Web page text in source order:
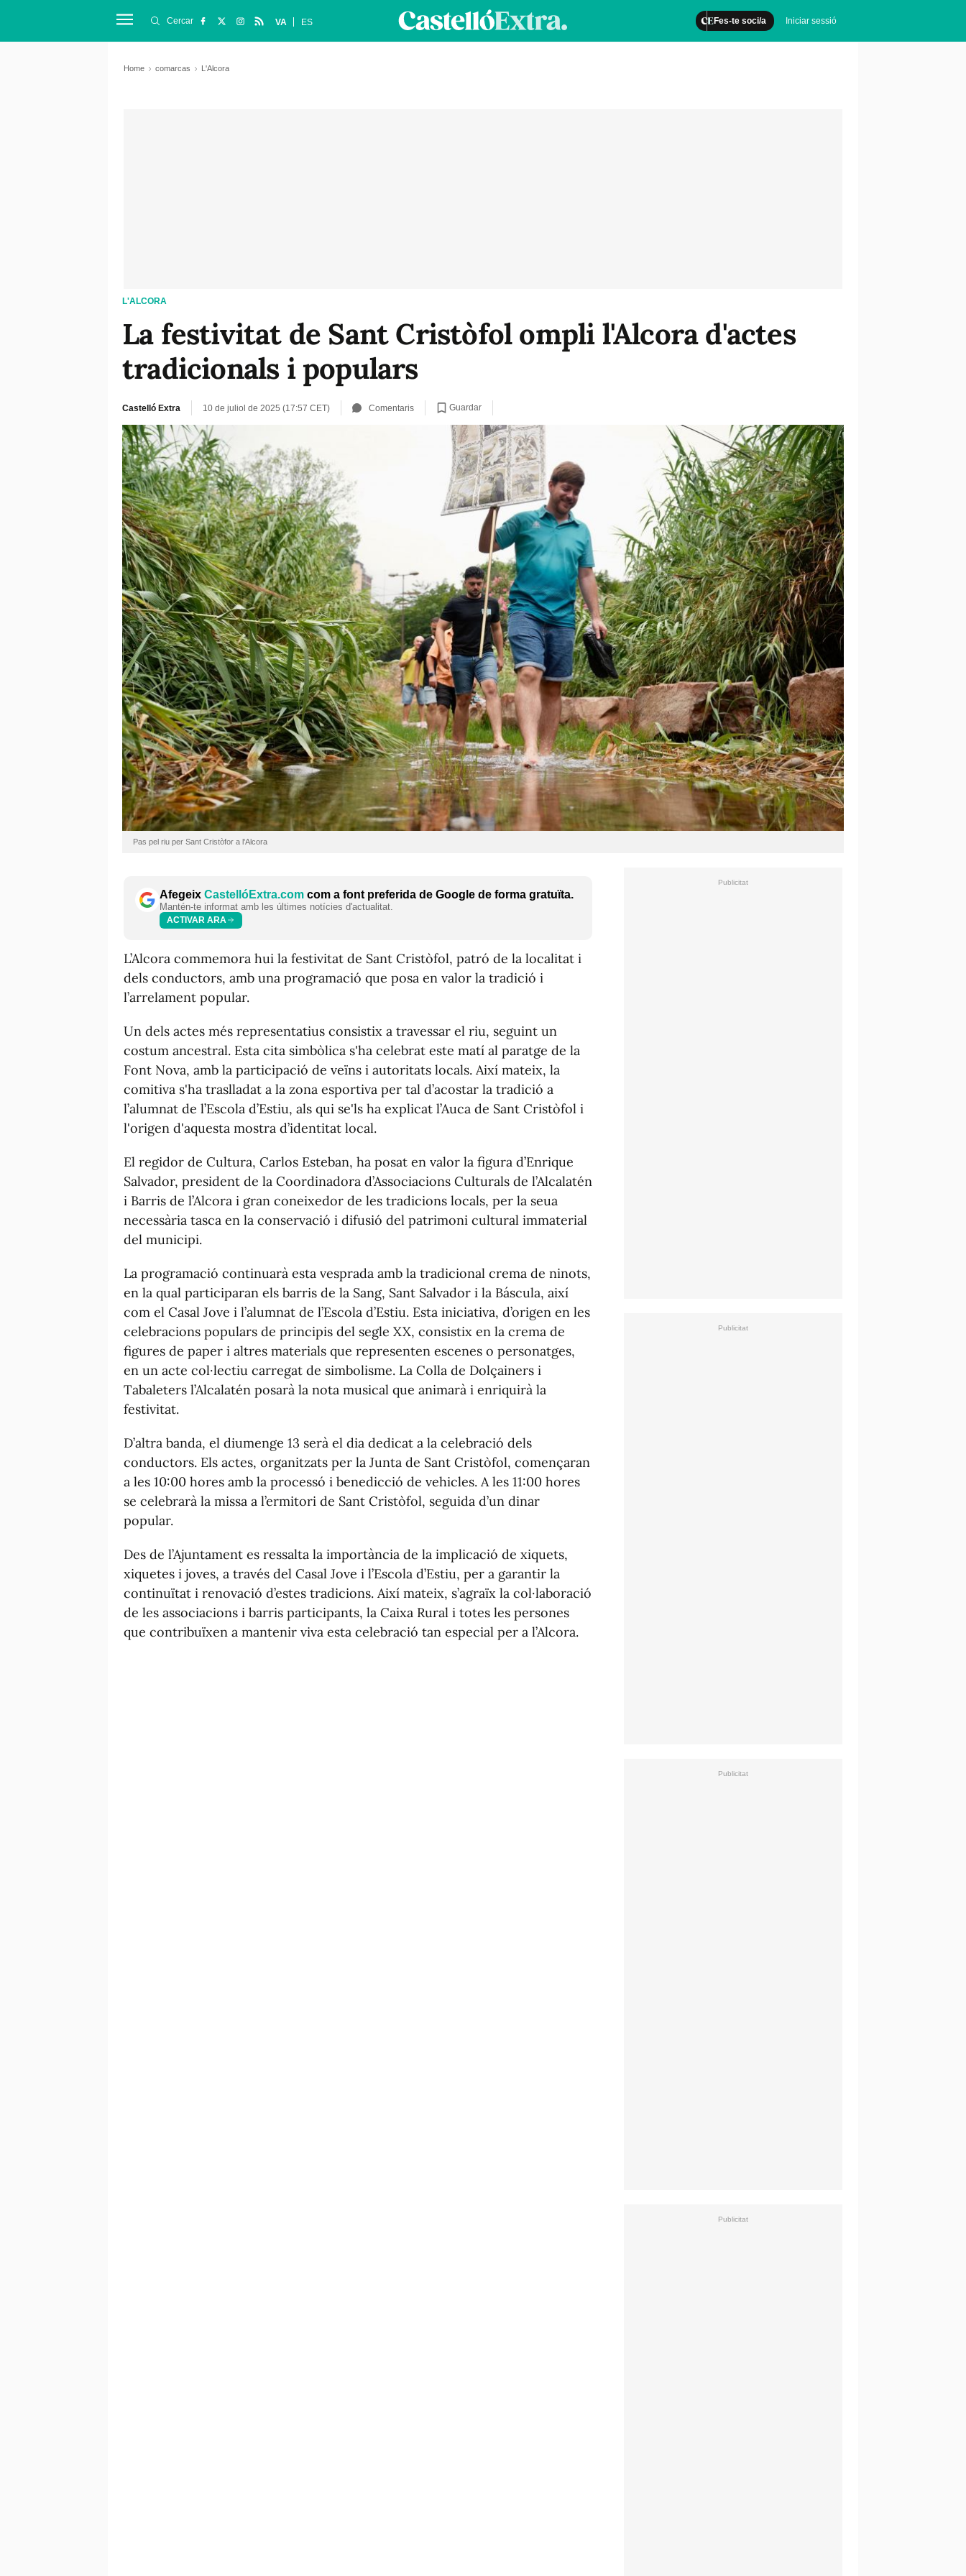
Fes-te soci/a Iniciar sessió
Cercar VA ES
Home comarcas L'Alcora
L'ALCORA
La festivitat de Sant Cristòfol ompli l'Alcora d'actes
tradicionals i populars
Castelló Extra 10 de juliol de 2025 (17:57 CET) Comentaris Guardar
Pas pel riu per Sant Cristòfor a l'Alcora
Afegeix CastellóExtra.com com a font preferida de Google de forma gratuïta.
Mantén-te informat amb les últimes notícies d'actualitat.
ACTIVAR ARA
L’Alcora commemora hui la festivitat de Sant Cristòfol, patró de la localitat i
dels conductors, amb una programació que posa en valor la tradició i
l’arrelament popular.
Un dels actes més representatius consistix a travessar el riu, seguint un
costum ancestral. Esta cita simbòlica s'ha celebrat este matí al paratge de la
Font Nova, amb la participació de veïns i autoritats locals. Així mateix, la
comitiva s'ha traslladat a la zona esportiva per tal d’acostar la tradició a
l’alumnat de l’Escola d’Estiu, als qui se'ls ha explicat l’Auca de Sant Cristòfol i
l'origen d'aquesta mostra d’identitat local.
El regidor de Cultura, Carlos Esteban, ha posat en valor la figura d’Enrique
Salvador, president de la Coordinadora d’Associacions Culturals de l’Alcalatén
i Barris de l’Alcora i gran coneixedor de les tradicions locals, per la seua
necessària tasca en la conservació i difusió del patrimoni cultural immaterial
del municipi.
La programació continuarà esta vesprada amb la tradicional crema de ninots,
en la qual participaran els barris de la Sang, Sant Salvador i la Báscula, així
com el Casal Jove i l’alumnat de l’Escola d’Estiu. Esta iniciativa, d’origen en les
celebracions populars de principis del segle XX, consistix en la crema de
figures de paper i altres materials que representen escenes o personatges,
en un acte col·lectiu carregat de simbolisme. La Colla de Dolçainers i
Tabaleters l’Alcalatén posarà la nota musical que animarà i enriquirà la
festivitat.
D’altra banda, el diumenge 13 serà el dia dedicat a la celebració dels
conductors. Els actes, organitzats per la Junta de Sant Cristòfol, començaran
a les 10:00 hores amb la processó i benedicció de vehicles. A les 11:00 hores
se celebrarà la missa a l’ermitori de Sant Cristòfol, seguida d’un dinar
popular.
Des de l’Ajuntament es ressalta la importància de la implicació de xiquets,
xiquetes i joves, a través del Casal Jove i l’Escola d’Estiu, per a garantir la
continuïtat i renovació d’estes tradicions. Així mateix, s’agraïx la col·laboració
de les associacions i barris participants, la Caixa Rural i totes les persones
que contribuïxen a mantenir viva esta celebració tan especial per a l’Alcora.